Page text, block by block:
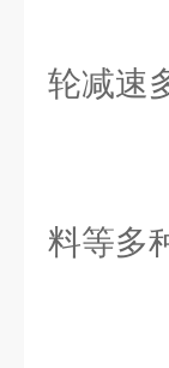
轮减速
料等多